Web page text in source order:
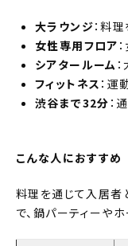
大ラウンジ：料
女性専用フロア
シアタールーム
フィットネス ：運
渋谷まで32分 ：
こんな人におすすめ
料理を通じて入居者
で、鍋パーティーや